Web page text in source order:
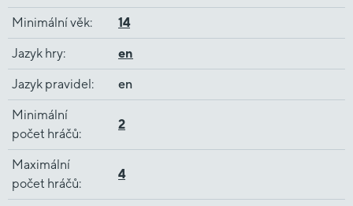
Minimální věk: 14
Jazyk hry: en
Jazyk pravidel: en
Minimální
počet hráčů:
2
Maximální
počet hráčů:
4